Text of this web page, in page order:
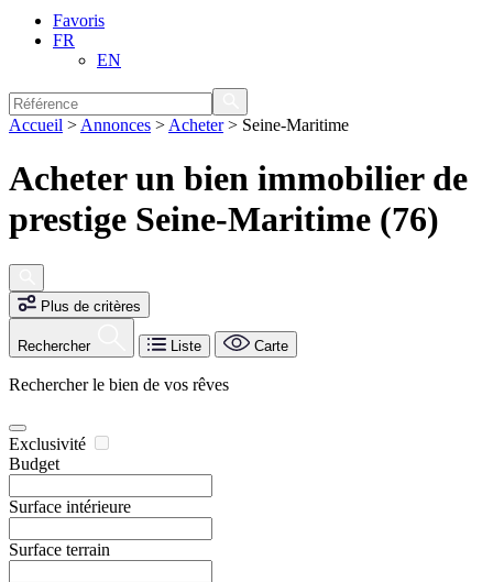
Favoris
FR
EN
Accueil > Annonces > Acheter> Seine-Maritime
Acheter un bien immobilier de
prestige Seine-Maritime (76)
Plus de critères
Rechercher Liste Carte
Rechercher le bien de vos rêves
Exclusivité
Budget
Surface intérieure
Surface terrain